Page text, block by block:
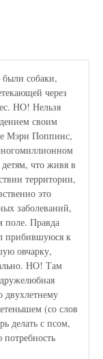
были собаки,
через
НО! Нельзя
своим
Мэри Поппинс,
что живя в
территории,
это
заболеваний,
поле. Правда
прибившуюся к
овчарку,
НО! Там
двухлетнему
(со слов
делать с псом,
потребность